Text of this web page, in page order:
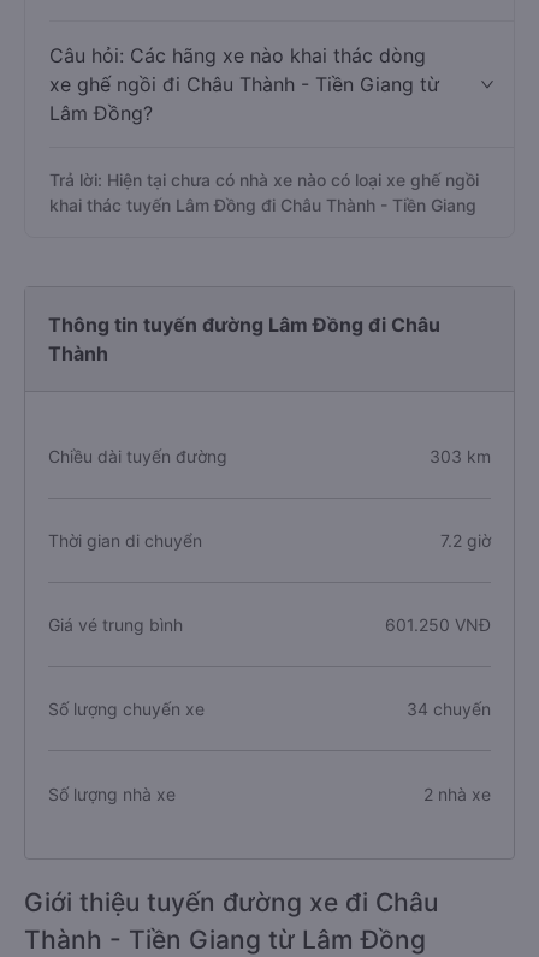
Câu hỏi: Các hãng xe nào khai thác dòng
xe ghế ngồi đi Châu Thành - Tiền Giang từ
Lâm Đồng?
Trả lời: Hiện tại chưa có nhà xe nào có loại xe ghế ngồi
khai thác tuyến Lâm Đồng đi Châu Thành - Tiền Giang
Thông tin tuyến đường Lâm Đồng đi Châu
Thành
Chiều dài tuyến đường 303 km
Thời gian di chuyển 7.2 giờ
Giá vé trung bình 601.250 VNĐ
Số lượng chuyến xe 34 chuyến
Số lượng nhà xe 2 nhà xe
Giới thiệu tuyến đường xe đi Châu
Thành - Tiền Giang từ Lâm Đồng